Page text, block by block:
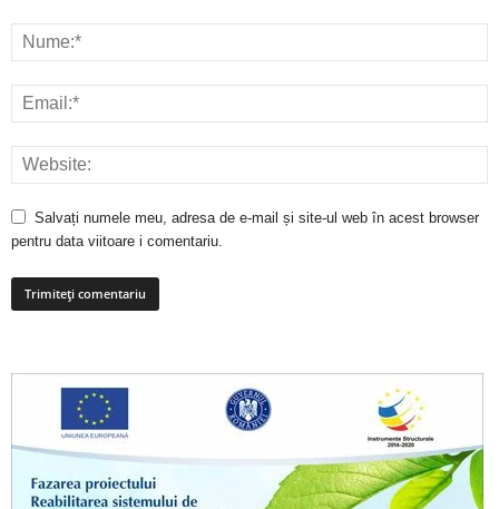
Salvați numele meu, adresa de e-mail și site-ul web în acest browser
pentru data viitoare i comentariu.